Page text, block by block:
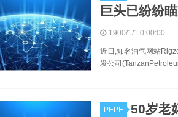
巨头已纷纷
1900/1/1 0:00:00
近日,知名油气网站
发公司
PEPE
50岁老